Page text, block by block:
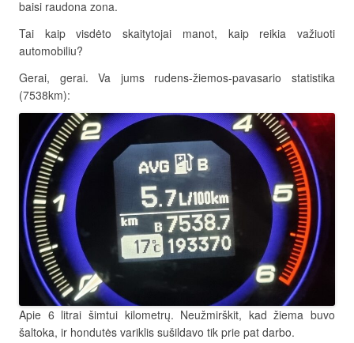
baisi raudona zona.
Tai kaip visdėto skaitytojai manot, kaip reikia važiuoti
automobiliu?
Gerai, gerai. Va jums rudens-žiemos-pavasario statistika
(7538km):
Apie 6 litrai šimtui kilometrų. Neužmirškit, kad žiema buvo
šaltoka, ir hondutės variklis sušildavo tik prie pat darbo.